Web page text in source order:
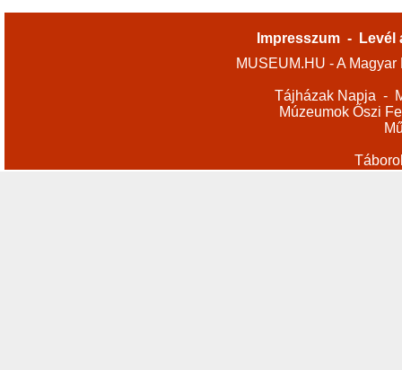
Impresszum -
Levél
MUSEUM.HU - A
Tájházak Napja -
Múzeumok Őszi